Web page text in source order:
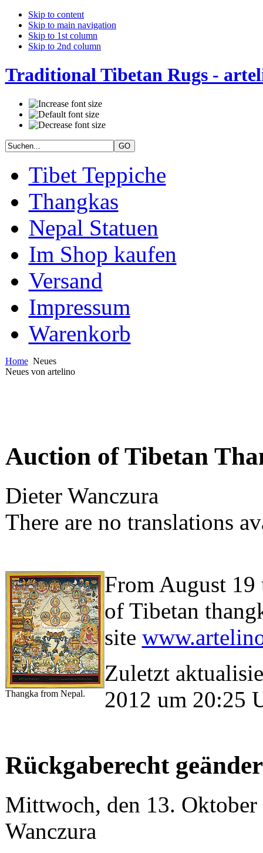
Skip to content
Skip to main navigation
Skip to 1st column
Skip to 2nd column
Traditional Tibetan Rugs -
Tibet Teppiche
Thangkas
Nepal Statuen
Im Shop kaufen
Versand
Impressum
Warenkorb
Home Neues
Neues von artelino
Auction of Tibetan
Dieter Wanczura
There are no translations
Thangka from Nepal.
From August
of Tibetan
site
Zuletzt
2012 um 20:25
Rückgaberecht
Mittwoch, den 13.
Wanczura